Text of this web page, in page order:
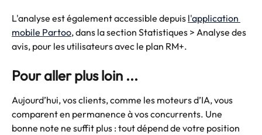
L'analyse est également accessible depuis l'application
mobile Partoo, dans la section Statistiques > Analyse des
avis, pour les utilisateurs avec le plan RM+.
Pour aller plus loin ...
Aujourd’hui, vos clients, comme les moteurs d’IA, vous
comparent en permanence à vos concurrents. Une
bonne note ne suffit plus : tout dépend de votre position